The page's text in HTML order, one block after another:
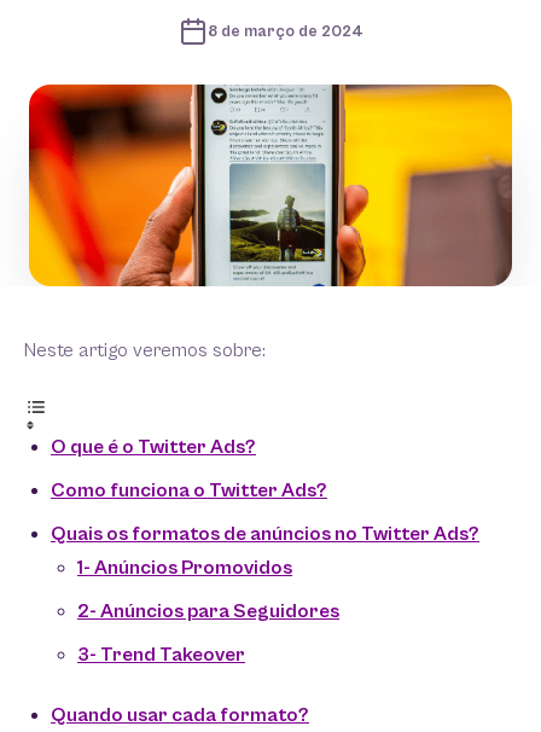
8 de março de 2024
Neste artigo veremos sobre:
O que é o Twitter Ads?
Como funciona o Twitter Ads?
Quais os formatos de anúncios no Twitter Ads?
1- Anúncios Promovidos
2- Anúncios para Seguidores
3- Trend Takeover
Quando usar cada formato?